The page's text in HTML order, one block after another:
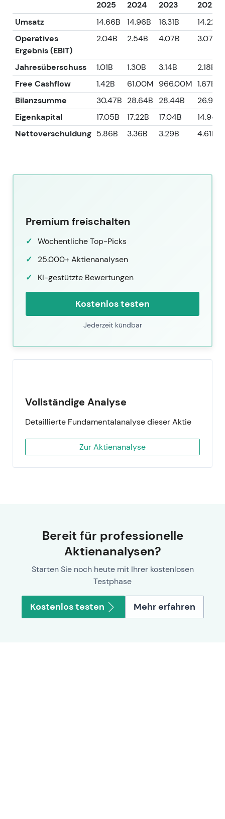
2025 2024 2023
2022
Umsatz
14.66B 14.96B 16.31B
14.22B
Operatives
Ergebnis (EBIT)
2.04B 2.54B 4.07B 3.07B
Jahresüberschuss 1.01B 1.30B 3.14B
2.18B
Free Cashflow
1.42B 61.00M 966.00M 1.67B
Bilanzsumme
30.47B 28.64B 28.44B
26.91B
Eigenkapital
17.05B 17.22B 17.04B
14.94B
Nettoverschuldung 5.86B 3.36B 3.29B 4.61B
Premium freischalten
Wöchentliche Top-Picks
25.000+ Aktienanalysen
KI-gestützte Bewertungen
Kostenlos testen
Jederzeit kündbar
Vollständige Analyse
Detaillierte Fundamentalanalyse dieser Aktie
Zur Aktienanalyse
Bereit für professionelle
Aktienanalysen?
Starten Sie noch heute mit Ihrer kostenlosen
Testphase
Kostenlos testen Mehr erfahren